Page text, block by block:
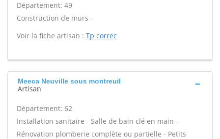
Département: 49
Construction de murs -
Voir la fiche artisan : Tp correc
Meeca Neuville sous montreuil
Artisan
Département: 62
Installation sanitaire - Salle de bain clé en main -
Rénovation plomberie complète ou partielle - Petits